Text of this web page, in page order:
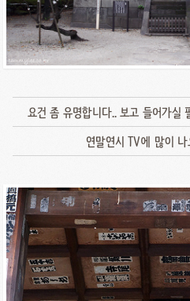
요건 좀 유명합니다.. 보고 들어가실
연말연시 TV에 많이